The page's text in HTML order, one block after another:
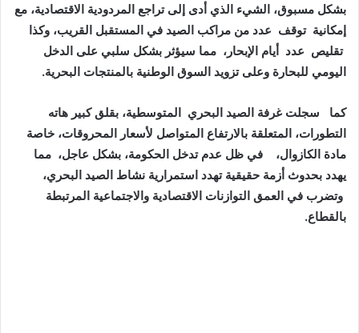
بشكل مسبوق، الشيء الذي أدى إلى تراجع المردودية الاقتصادية، مع
إمكانية توقف عدد من مراكب الصيد في المستقبل القريب، وكذا
تقليص عدد أيام الإبحار، مما سيؤثر بشكل سلبي على الدخل
اليومي للبحارة وعلى تزويد السوق الوطنية بالمنتجات البحرية.
كما سجلت غرفة الصيد البحري المتوسطية، بقلق كبير هاته
التطورات، المتعلقة بالارتفاع المتواصل لأسعار المحروقات، خاصة
مادة الكازوال، في ظل عدم تدخل الحكومة، بشكل عاجل، مما
يهدد بحدوث أزمة حقيقية تهدد استمرارية نشاط الصيد البحري،
وتضرب في العمق التوازنات الاقتصادية والاجتماعية المرتبطة
بالقطاع.